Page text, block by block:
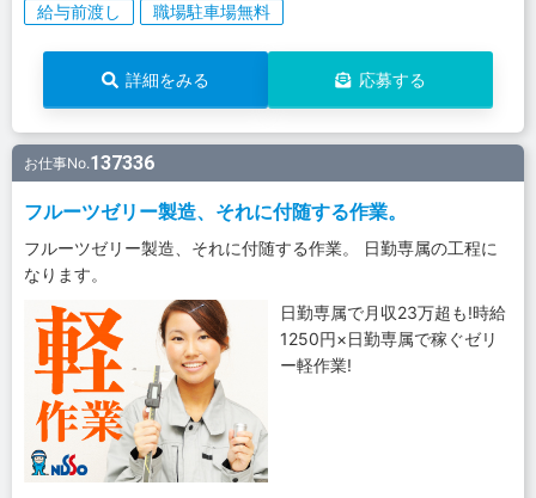
給与前渡し
職場駐車場無料
詳細をみる 応募する
お仕事No.137336
フルーツゼリー製造、それに付随する作業。
フルーツゼリー製造、それに付随する作業。 日勤専属の工程に
なります。
日勤専属で月収23万超も!時給
1250円×日勤専属で稼ぐゼリ
ー軽作業!